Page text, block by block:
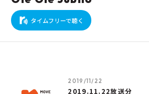
タイムフリーで聴く
2019/11/22
2019.11.22放送分